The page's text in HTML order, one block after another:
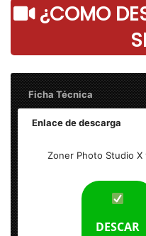
¿COMO
Ficha Técnica
Enlace de descarga
Zoner Photo Studio
DESCAR